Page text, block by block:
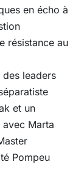
en écho à
résistance au
des leaders
et un
avec Marta
Pompeu